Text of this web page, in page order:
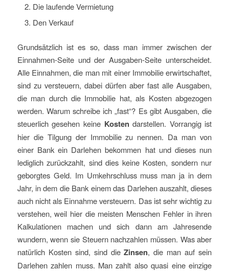
Die laufende Vermietung
Den Verkauf
Grundsätzlich ist es so, dass man immer zwischen der
Einnahmen-Seite und der Ausgaben-Seite unterscheidet.
Alle Einnahmen, die man mit einer Immobilie erwirtschaftet,
sind zu versteuern, dabei dürfen aber fast alle Ausgaben,
die man durch die Immobilie hat, als Kosten abgezogen
werden. Warum schreibe ich „fast“? Es gibt Ausgaben, die
steuerlich gesehen keine Kostendarstellen. Vorrangig ist
hier die Tilgung der Immobilie zu nennen. Da man von
einer Bank ein Darlehen bekommen hat und dieses nun
lediglich zurückzahlt, sind dies keine Kosten, sondern nur
geborgtes Geld. Im Umkehrschluss muss man ja in dem
Jahr, in dem die Bank einem das Darlehen auszahlt, dieses
auch nicht als Einnahme versteuern. Das ist sehr wichtig zu
verstehen, weil hier die meisten Menschen Fehler in ihren
Kalkulationen machen und sich dann am Jahresende
wundern, wenn sie Steuern nachzahlen müssen. Was aber
natürlich Kosten sind, sind dieZinsen, die man auf sein
Darlehen zahlen muss. Man zahlt also quasi eine einzige